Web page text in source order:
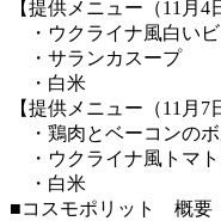
【提供メニュー（11月4
・ウクライナ風白い
・サランカスープ
・白米
【提供メニュー（11月7
・鶏肉とベーコンの
・ウクライナ風トマ
・白米
■コスモポリット 概要